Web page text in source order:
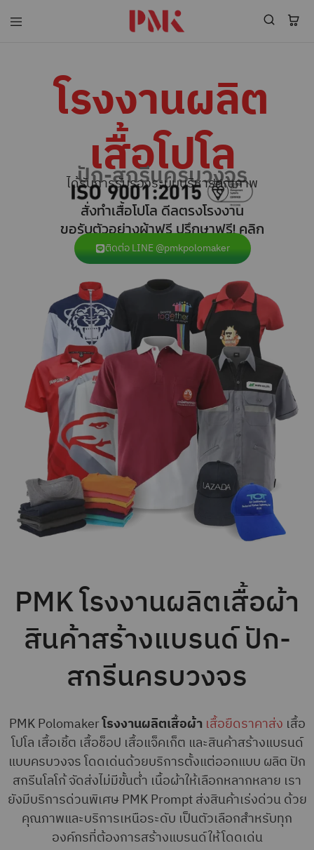
สินค้า
สร้าง
แบรนด์
โปโล
ยูนิฟอร์ม
พร้อม
โลโก้
ยูนิฟอร์ม
บริษัท
มาตรฐาน
ISO9001
และ
อุตสาหกรรม
สี
เขียว
ระดับ
ที่2
โรงงานผลิต
เสื้อโปโล
ปัก-สกรีนครบวงจร
ได้รับการรับรองระบบบริหารคุณภาพ
สั่งทำเสื้อโปโล ดีลตรงโรงงาน
ขอรับตัวอย่างผ้าฟรี ปรึกษาฟรี! คลิก
ติดต่อ LINE @pmkpolomaker
PMK โรงงานผลิตเสื้อผ้า
สินค้าสร้างแบรนด์ ปัก-
สกรีนครบวงจร
PMK Polomakerโรงงานผลิตเสื้อผ้า เสื้อยืดราคาส่ง เสื้อ
โปโล เสื้อเชิ้ต เสื้อช็อป เสื้อแจ็คเก็ต และสินค้าสร้างแบรนด์
แบบครบวงจร โดดเด่นด้วยบริการตั้งแต่ออกแบบ ผลิต ปัก
สกรีนโลโก้ จัดส่งไม่มีขั้นต่ำ เนื้อผ้าให้เลือกหลากหลาย เรา
ยังมีบริการด่วนพิเศษ PMK Prompt ส่งสินค้าเร่งด่วน ด้วย
คุณภาพและบริการเหนือระดับ เป็นตัวเลือกสำหรับทุก
องค์กรที่ต้องการสร้างแบรนด์ให้โดดเด่น